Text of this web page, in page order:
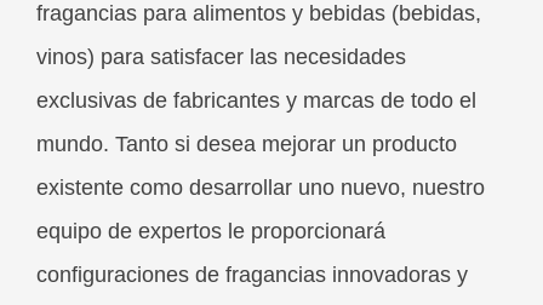
fragancias para alimentos y bebidas (bebidas,
vinos) para satisfacer las necesidades
exclusivas de fabricantes y marcas de todo el
mundo. Tanto si desea mejorar un producto
existente como desarrollar uno nuevo, nuestro
equipo de expertos le proporcionará
configuraciones de fragancias innovadoras y